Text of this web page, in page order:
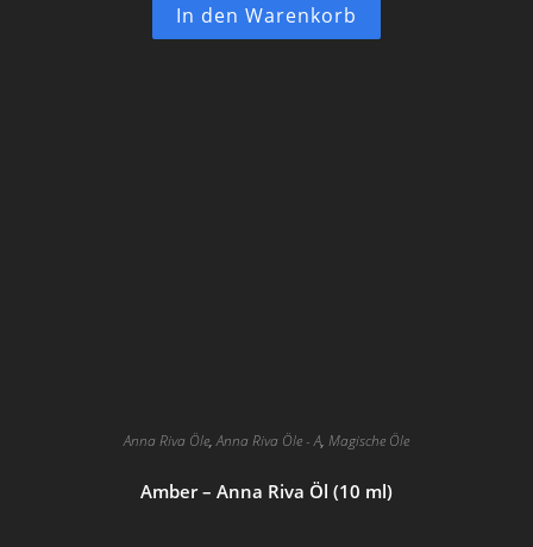
In den Warenkorb
Anna Riva Öle,Anna Riva Öle - A, Magische Öle
Amber – Anna Riva Öl (10 ml)